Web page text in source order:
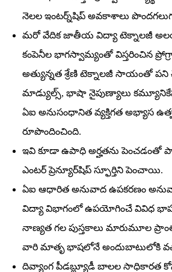
నెలల ఇంటర్న్‌షిప్‌ అవకాశాలు
మరో వేదిక జాతీయ విద్యా టెక్నాలజీ
కంపెనీల భాగస్వామ్యంతో విస్తరించిన
అత్యున్నత శ్రేణి టెక్నాలజీ సాయంతో పని
మాడ్యుల్స్‌, భాషా నైపుణ్యాలు
ఏఐ అనుసంధానిత వ్యక్తిగత అభ్యాస
రూపొందించింది.
ఇవి కూడా ఉపాధి అర్హతను పెంచడంతో
ఎంటర్‌ ప్రెన్యూర్‌షిప్‌ స్ఫూర్తిని పెంచాయి.
ఏఐ ఆధారిత అనువాద ఉపకరణం
విద్యా విభాగంలో ఉపయోగించే వివిధ
నాణ్యత గల పుస్తకాలు మారుమూల
వారి మాతృ భాషలోనే అందుబాటులోకి
దివ్యాంగ పీడబ్ల్యూడీ బాలల సాధికారత